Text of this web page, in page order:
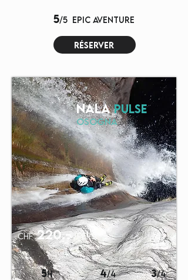
5/5 EPIC aventure
réserver
NALAPULSE
OSOGNA
chf 220.- /pers.
5H4/43/4